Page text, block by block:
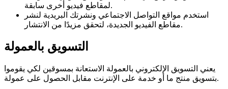
لمقاطع فيديو أخرى سابقة.
استخدم مواقع التواصل الاجتماعي ونشرتك البريدية لنشر
مقاطع الفيديو الجديدة، لتحقق مزيدًا من الانتشار.
التسويق بالعمولة
يعني التسويق الإلكتروني بالعمولة الاستعانة بمسوقين لكي يقوموا
بتسويق منتج ما أو خدمة على الإنترنت مقابل الحصول على عمولة.